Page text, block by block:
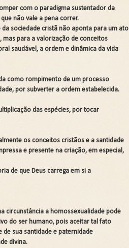
com o paradigma sustentador da
não vale a pena correr.
sociedade cristã não aponta para um ato
para a valorização de conceitos
saudável, a ordem e dinâmica da vida
como rompimento de um processo
por subverter a ordem estabelecida.
das espécies, por tocar
os conceitos cristãos e a santidade
e presente na criação, em especial,
de que Deus carrega em si a
circunstância a homossexualidade pode
do ser humano, pois aceitar tal fato
de sua santidade e paternidade
divina.